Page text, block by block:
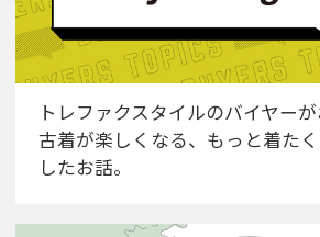
トレファクスタイルのバイヤーが
古着が楽しくなる、もっと着た
したお話。